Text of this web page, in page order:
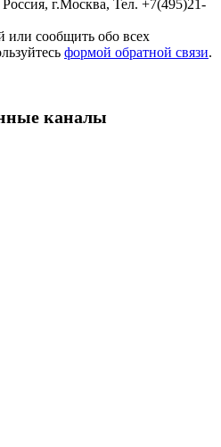
Россия, г.Москва, Тел. +7(495)21-
или сообщить обо всех
формой обратной связи.
каналы